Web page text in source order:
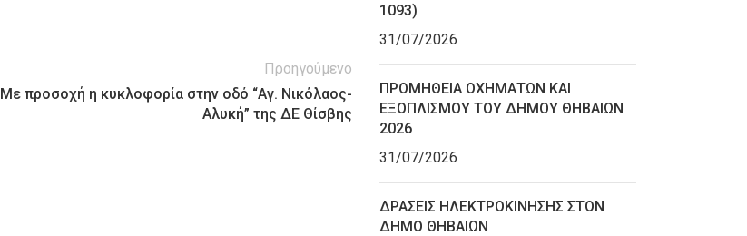
Προηγούμενο
Με προσοχή η κυκλοφορία στην οδό “Αγ. Νικόλαος-
Αλυκή” της ΔΕ Θίσβης
1093)
31/07/2026
ΠΡΟΜΗΘΕΙΑ ΟΧΗΜΑΤΩΝ ΚΑΙ
ΕΞΟΠΛΙΣΜΟΥ ΤΟΥ ΔΗΜΟΥ ΘΗΒΑΙΩΝ
2026
31/07/2026
ΔΡΑΣΕΙΣ ΗΛΕΚΤΡΟΚΙΝΗΣΗΣ ΣΤΟΝ
ΔΗΜΟ ΘΗΒΑΙΩΝ